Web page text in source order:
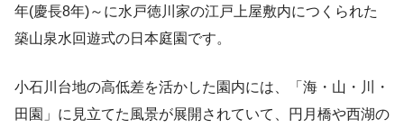
年(慶長8年)～に水戸徳川家の江戸上屋敷内につくられた
築山泉水回遊式の日本庭園です。
小石川台地の高低差を活かした園内には、「海・山・川・
田園」に見立てた風景が展開されていて、円月橋や西湖の